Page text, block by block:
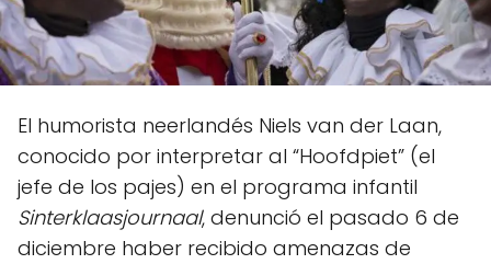
El humorista neerlandés Niels van der Laan,
conocido por interpretar al “Hoofdpiet” (el
jefe de los pajes) en el programa infantil
Sinterklaasjournaal, denunció el pasado 6 de
diciembre haber recibido amenazas de